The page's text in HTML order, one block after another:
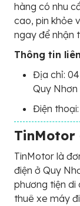
hàng có nhu
cao, pin khỏe
ngay để nhận
Thông tin
Địa chỉ:
Quy Nhơn
Điện
TinMotor
TinMotor là
điện ở Quy
phương tiện di
thuê xe máy